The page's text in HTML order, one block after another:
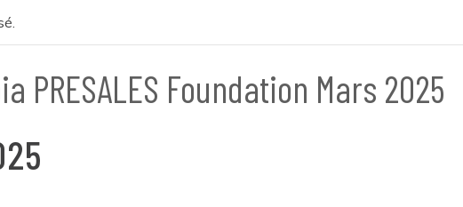
Sécurité réseau
PRESALES Foundation Mars 2025